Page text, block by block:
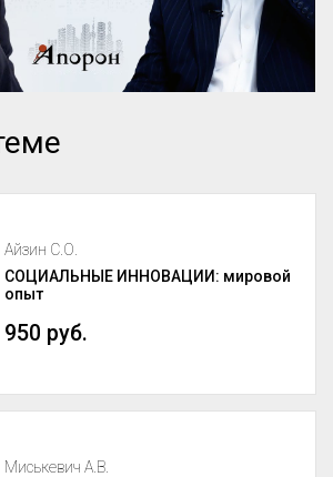
Айзин С.О.
СОЦИАЛЬНЫЕ ИННОВАЦИИ: мировой
опыт
950 руб.
Миськевич А.В.